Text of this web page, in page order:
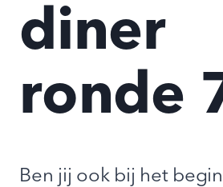
diner
ronde
Ben jij ook bij het